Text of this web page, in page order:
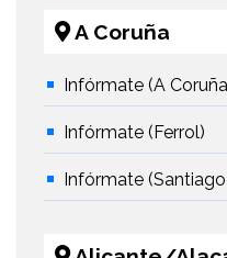
A Coruña
Infórmate (A
Infórmate (Ferrol)
Infórmate